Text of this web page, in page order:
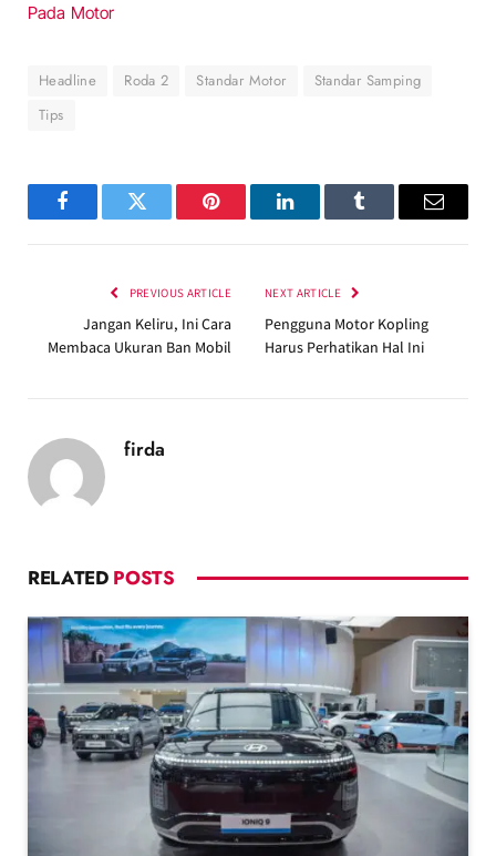
Pada Motor
Headline Roda 2 Standar Motor
Standar Samping
Tips
FacebookTwitter Pinterest LinkedInTumblr Email
PREVIOUS ARTICLE
Jangan Keliru, Ini Cara
Membaca Ukuran Ban Mobil
NEXT ARTICLE
Pengguna Motor Kopling
Harus Perhatikan Hal Ini
firda
RELATED POSTS